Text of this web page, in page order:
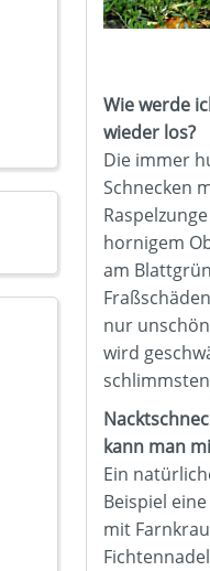
Wie werde
wieder los?
Die immer
Schnecken
hornigem
am
nur
wird
kann man
Ein
Beispiel
mit